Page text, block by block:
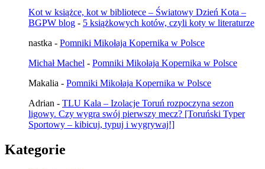
Kot w książce, kot w bibliotece – Światowy Dzień Kota –
BGPW blog - 5 książkowych kotów, czyli koty w literaturze
nastka - Pomniki Mikołaja Kopernika w Polsce
Michał Machel - Pomniki Mikołaja Kopernika w Polsce
Makalia - Pomniki Mikołaja Kopernika w Polsce
Adrian - TLU Kala – Izolacje Toruń rozpoczyna sezon
ligowy. Czy wygra swój pierwszy mecz? [Toruński Typer
Sportowy – kibicuj, typuj i wygrywaj!]
Kategorie